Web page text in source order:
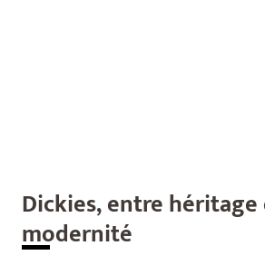
Dickies, entre
modernité